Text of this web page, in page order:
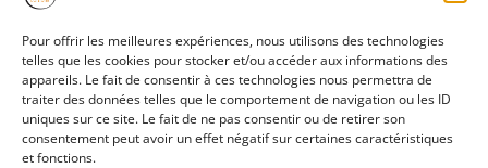
Pour offrir les meilleures expériences, nous utilisons des technologies
telles que les cookies pour stocker et/ou accéder aux informations des
appareils. Le fait de consentir à ces technologies nous permettra de
traiter des données telles que le comportement de navigation ou les ID
uniques sur ce site. Le fait de ne pas consentir ou de retirer son
consentement peut avoir un effet négatif sur certaines caractéristiques
et fonctions.
Politique de confidentialité
Mentions légales
CGV
CGU